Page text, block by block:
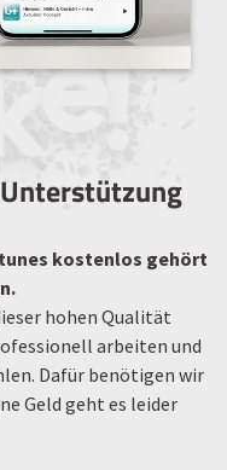
kostenlos gehört
hohen Qualität
arbeiten und
Dafür benötigen wir
Geld geht es leider